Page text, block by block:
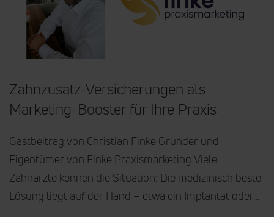
Zahnzusatz-Versicherungen als
Marketing-Booster für Ihre Praxis
Gastbeitrag von Christian Finke Gründer und
Eigentümer von Finke Praxismarketing Viele
Zahnärzte kennen die Situation: Die medizinisch beste
Lösung liegt auf der Hand – etwa ein Implantat oder…